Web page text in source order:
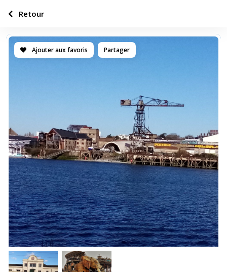
Ajouter aux favoris Partager
Retour